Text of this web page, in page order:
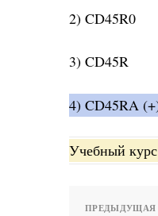
2) CD45R0
3) CD45R
4) CD45RA
Учебный
ПРЕДЫДУЩАЯ